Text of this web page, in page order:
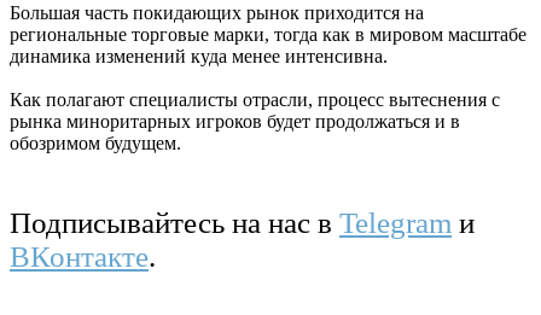
Большая часть покидающих рынок приходится на
региональные торговые марки, тогда как в мировом масштабе
динамика изменений куда менее интенсивна.
Как полагают специалисты отрасли, процесс вытеснения с
рынка миноритарных игроков будет продолжаться и в
обозримом будущем.
Подписывайтесь на нас в Telegram и
ВКонтакте.